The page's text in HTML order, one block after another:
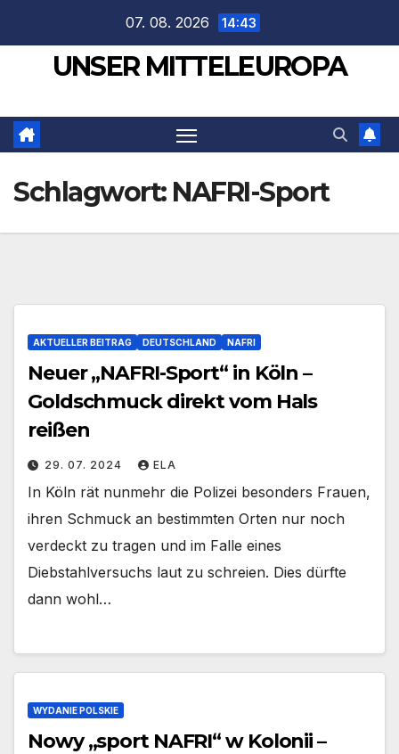
springen
07. 08. 2026 14:43
UNSER MITTELEUROPA
Schlagwort: NAFRI-Sport
AKTUELLER BEITRAG DEUTSCHLAND NAFRI
Neuer „NAFRI-Sport“ in Köln –
Goldschmuck direkt vom Hals
reißen
29. 07. 2024 ELA
In Köln rät nunmehr die Polizei besonders Frauen,
ihren Schmuck an bestimmten Orten nur noch
verdeckt zu tragen und im Falle eines
Diebstahlversuchs laut zu schreien. Dies dürfte
dann wohl…
WYDANIE POLSKIE
Nowy „sport NAFRI“ w Kolonii –